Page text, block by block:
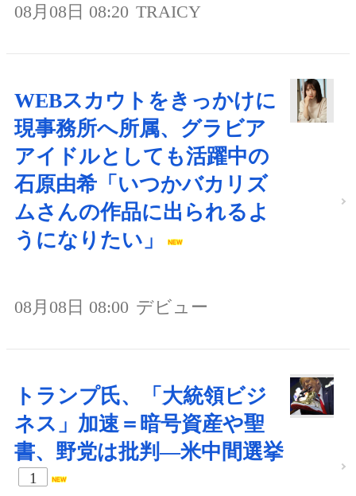
08月08日 08:20 TRAICY
WEBスカウトをきっかけに
現事務所へ所属、グラビア
アイドルとしても活躍中の
石原由希「いつかバカリズ
ムさんの作品に出られるよ
うになりたい」
08月08日 08:00 デビュー
トランプ氏、「大統領ビジ
ネス」加速＝暗号資産や聖
書、野党は批判―米中間選挙
1